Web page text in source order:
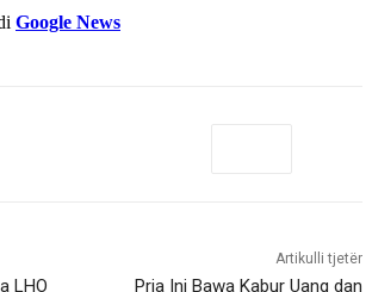
Google News
LHO
Artikulli tjetër
Pria Ini Bawa Kabur Uang dan